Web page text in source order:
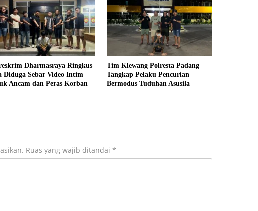
Dharmasraya Ringkus
Diduga Sebar Video Intim
Ancam dan Peras Korban
Tim Klewang Polresta Padang
Tangkap Pelaku Pencurian
Bermodus Tuduhan Asusila
Ruas yang wajib ditandai *